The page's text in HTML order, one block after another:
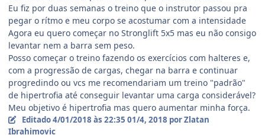
Eu fiz por duas semanas o treino que o instrutor passou pra
pegar o rítmo e meu corpo se acostumar com a intensidade
Agora eu quero começar no Stronglift 5x5 mas eu não consigo
levantar nem a barra sem peso.
Posso começar o treino fazendo os exercícios com halteres e,
com a progressão de cargas, chegar na barra e continuar
progredindo ou vcs me recomendariam um treino "padrão"
de hipertrofia até conseguir levantar uma carga considerável?
Meu objetivo é hipertrofia mas quero aumentar minha força.
Editado4/01/2018 às 22:35 01/4, 2018 por Zlatan
Ibrahimovic